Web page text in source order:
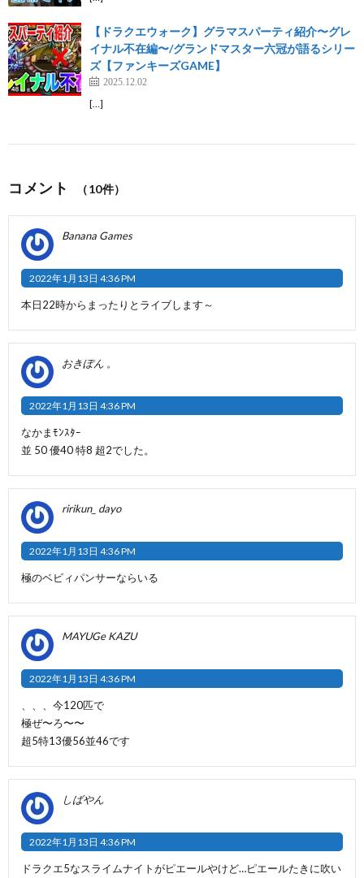
【ドラクエウォーク】グラマスパーティ紹介〜グレ
イナル不在編〜/グランドマスター六冠が語るシリー
ズ【ファンキーズGAME】
2025.12.02
[…]
コメント （10件）
Banana Games
2022年1月13日 4:36 PM
本日22時からまったりとライブします～
おきぽん 。
2022年1月13日 4:36 PM
なかまﾓﾝｽﾀｰ
並 50 優40 特8 超2でした。
ririkun_ dayo
2022年1月13日 4:36 PM
極のベビィパンサーならいる
MAYUGe KAZU
2022年1月13日 4:36 PM
、、、今120匹で
極ぜ〜ろ〜〜
超5特13優56並46です
しばやん
2022年1月13日 4:36 PM
ドラクエ5なスライムナイトがピエールやけど…ピエールたきに吹い